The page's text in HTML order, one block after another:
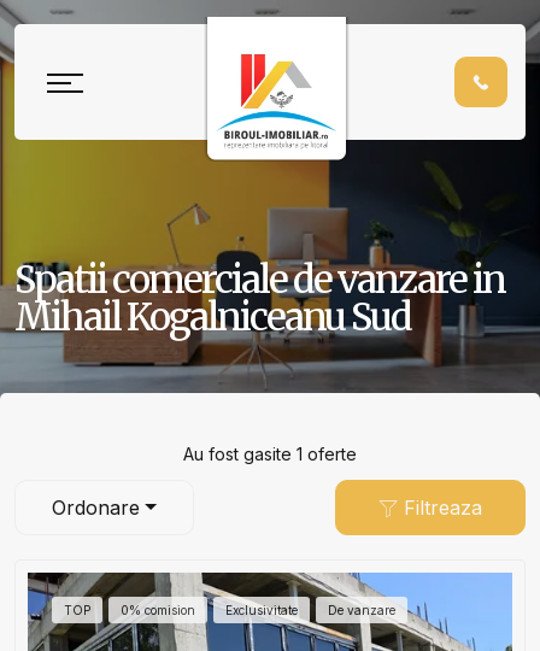
Spatii comerciale de vanzare in
Mihail Kogalniceanu Sud
Au fost gasite 1 oferte
Ordonare Filtreaza
TOP 0% comision Exclusivitate De vanzare